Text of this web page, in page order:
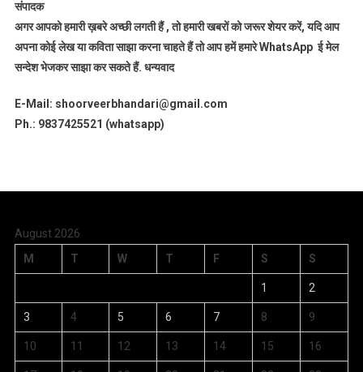
संपादक
अगर आपको हमारी ख़बरे अच्छी लगती हैं , तो हमारी खबरों को जरूर शेयर करें, यदि आप
अपना कोई लेख या कविता साझा करना चाहते हैं तो आप हमें हमारे WhatsApp ई मेल
सन्देश भेजकर साझा कर सकते हैं. धन्यवाद
E-Mail: shoorveerbhandari@gmail.com
Ph.: 9837425521 (whatsapp)
August 2026
M
T W T F S S
1 2
3 4 5 6 7 8 9
10 11 12 13 14 15 16